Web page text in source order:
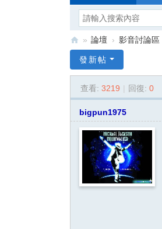
en
o
» 論壇 › 影音討論區
發新帖
查看: 3219 | 回復: 0
bigpun1975